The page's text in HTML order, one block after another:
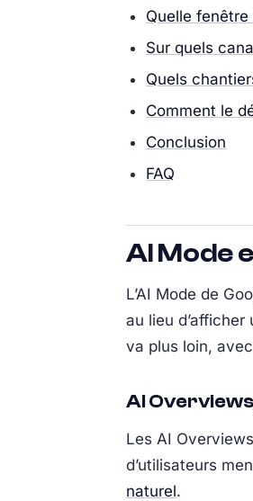
Quelle
Sur quels
Quels
Comment le
Conclusion
FAQ
AI Mode
L’AI Mode de
au lieu
va plus loin,
AI
Les AI
d’utilisateurs
naturel.